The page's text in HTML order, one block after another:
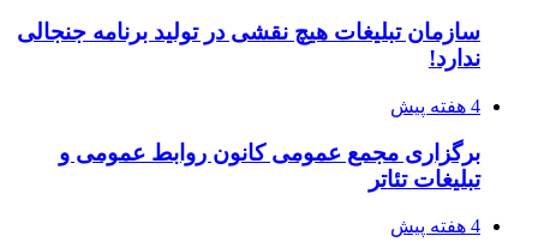
سازمان تبلیغات هیچ نقشی در تولید برنامه جنجالی
ندارد!
4 هفته پیش
برگزاری مجمع عمومی کانون روابط عمومی و
تبلیغات تئاتر
4 هفته پیش